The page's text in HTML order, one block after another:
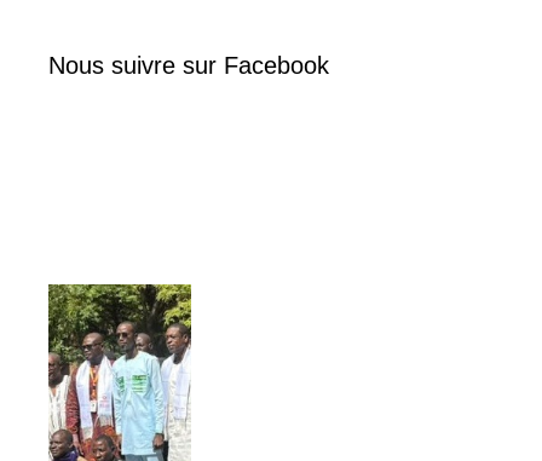
Nous suivre sur Facebook